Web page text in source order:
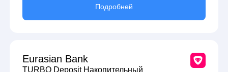
Подробней
Eurasian Bank
TURBO Deposit Накопительный